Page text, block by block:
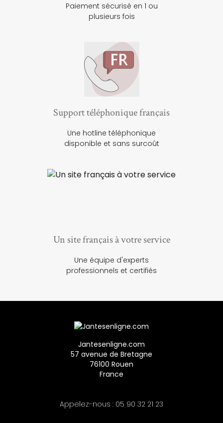
Paiement sécurisé en 1 ou
plusieurs fois
Support téléphonique français
Une hotline téléphonique
disponible et sans surcoût
Un site français à votre service
Une équipe d'experts
professionnels et certifiés
Jantesenligne.com
57 avenue de Bretagne
76100 Rouen
France
Appelez-nous : 05 90 32 21 23